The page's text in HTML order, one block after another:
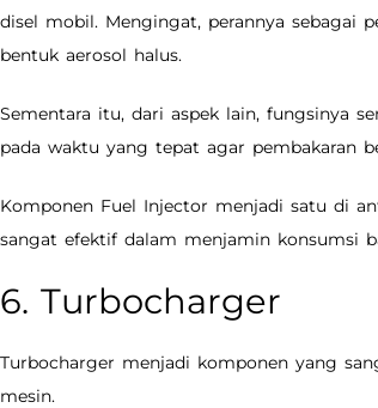
disel mobil. Mengingat, perannya sebagai
bentuk aerosol halus.
Sementara itu, dari aspek lain, fungsinya
pada waktu yang tepat agar pembakaran
Komponen Fuel Injector menjadi satu di
sangat efektif dalam menjamin konsumsi
6. Turbocharger
Turbocharger menjadi komponen yang
mesin.